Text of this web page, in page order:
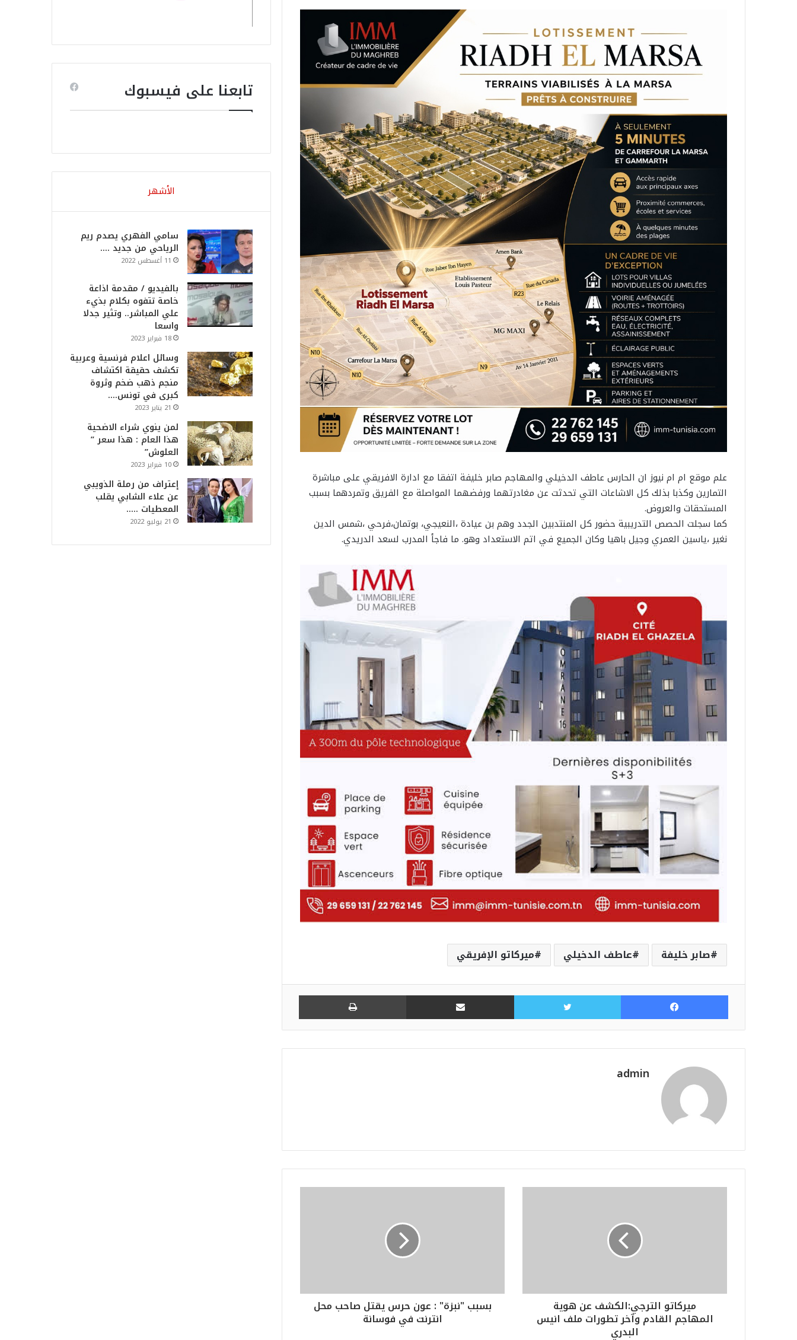
علم موقع ام ام نيوز ان الحارس عاطف الدخيلي والمهاجم صابر خليفة اتفقا مع ادارة الافريقي على مباشرة
التمارين وكذبا بذلك كل الاشاعات التي تحدثت عن مغادرتهما ورفضهما المواصلة مع الفريق وتمردهما بسبب
المستحقات والعروض.
كما سجلت الحصص التدريبية حضور كل المنتدبين الجدد وهم بن عيادة ،النعيجي، بوتمان،فرحي ،شمس الدين
نغير ،ياسين العمري وجيل باهيا وكان الجميع في اتم الاستعداد وهو. ما فاجأ المدرب لسعد الدريدي.
صابر خليفة عاطف الدخيلي ميركاتو الإفريقي
فيسبوك تويتر مشاركة عبر البريد طباعة
admin
ميركاتو الترجي:الكشف عن هوية
المهاجم القادم وآخر تطورات ملف انيس
البدري
بسبب "نبزة" : عون حرس يقتل صاحب محل
انترنت في فوسانة
تابعنا على فيسبوك
الأشهر
سامي الفهري يصدم ريم
الرياحي من جديد ….
11 أغسطس 2022
بالفيديو / مقدمة اذاعة
خاصة تتفوه بكلام بذيء
علي المباشر.. وتثير جدلا
واسعا
18 فبراير 2023
وسائل اعلام فرنسية وعربية
تكشف حقيقة اكتشاف
منجم ذهب ضخم وثروة
كبرى في تونس….
21 يناير 2023
لمن ينوي شراء الاضحية
هذا العام : هذا سعر ”
العلوش”
10 فبراير 2023
إعتراف من رملة الذويبي
عن علاء الشابي يقلب
المعطيات …..
21 يوليو 2022